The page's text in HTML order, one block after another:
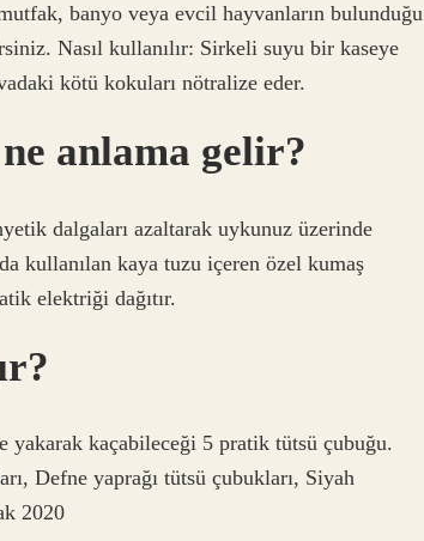
banyo veya evcil hayvanların bulunduğu
Nasıl kullanılır: Sirkeli suyu bir kaseye
kötü kokuları nötralize eder.
anlama gelir?
dalgaları azaltarak uykunuz üzerinde
kullanılan kaya tuzu içeren özel kumaş
elektriği dağıtır.
yakarak kaçabileceği 5 pratik tütsü çubuğu.
Defne yaprağı tütsü çubukları, Siyah
2020